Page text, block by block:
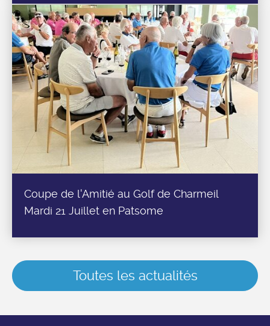
Coupe de l'Amitié au Golf de Charmeil
Mardi 21 Juillet en Patsome
Toutes les actualités